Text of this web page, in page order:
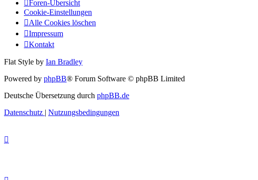
Foren-Übersicht
Cookie-Einstellungen
Alle Cookies löschen
Impressum
Kontakt
Flat Style by Ian Bradley
Powered by phpBB® Forum Software © phpBB Limited
Deutsche Übersetzung durch phpBB.de
Datenschutz | Nutzungsbedingungen